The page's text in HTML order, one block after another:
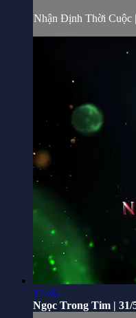
Nhận Định Thời Cuộc
17:36
Ngọc Trong Tim | 31/